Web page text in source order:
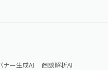
ナー生成AI
商談解析AI